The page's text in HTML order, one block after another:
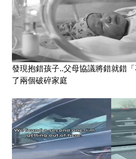
發現抱錯孩子..父母協議將錯就錯
了兩個破碎家庭